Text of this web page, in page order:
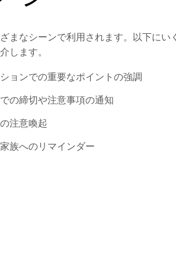
まなシーンで利用されます。以下にい
します。
ョンでの重要なポイントの強調
の締切や注意事項の通知
注意喚起
族へのリマインダー